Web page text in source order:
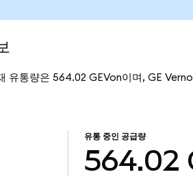
유통량은 564.02 GEVon이며, GE
유통 중인 공급량
564.02